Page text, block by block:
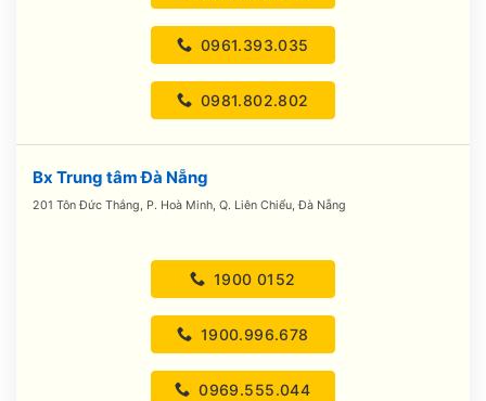
0961.393.035
0981.802.802
Bx Trung tâm Đà Nẵng
201 Tôn Đức Thắng, P. Hoà Minh, Q. Liên Chiểu, Đà Nẵng
1900 0152
1900.996.678
0969.555.044